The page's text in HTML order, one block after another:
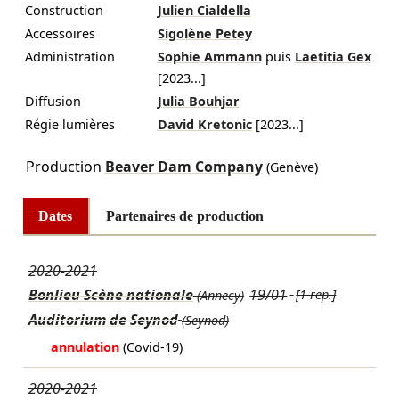
Construction
Julien Cialdella
Accessoires
Sigolène Petey
Administration
Sophie Ammann puis Laetitia Gex
[2023...]
Diffusion
Julia Bouhjar
Régie lumières
David Kretonic [2023...]
Production Beaver Dam Company(Genève)
Dates Partenaires de production
2020-2021
Bonlieu Scène nationale(Annecy) 19/01 [1 rep.]
Auditorium de Seynod (Seynod)
annulation (Covid-19)
2020-2021